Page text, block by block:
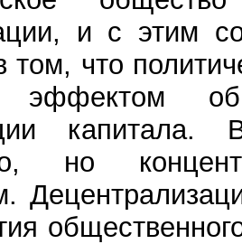
и с этим
том, что
эффектом
но